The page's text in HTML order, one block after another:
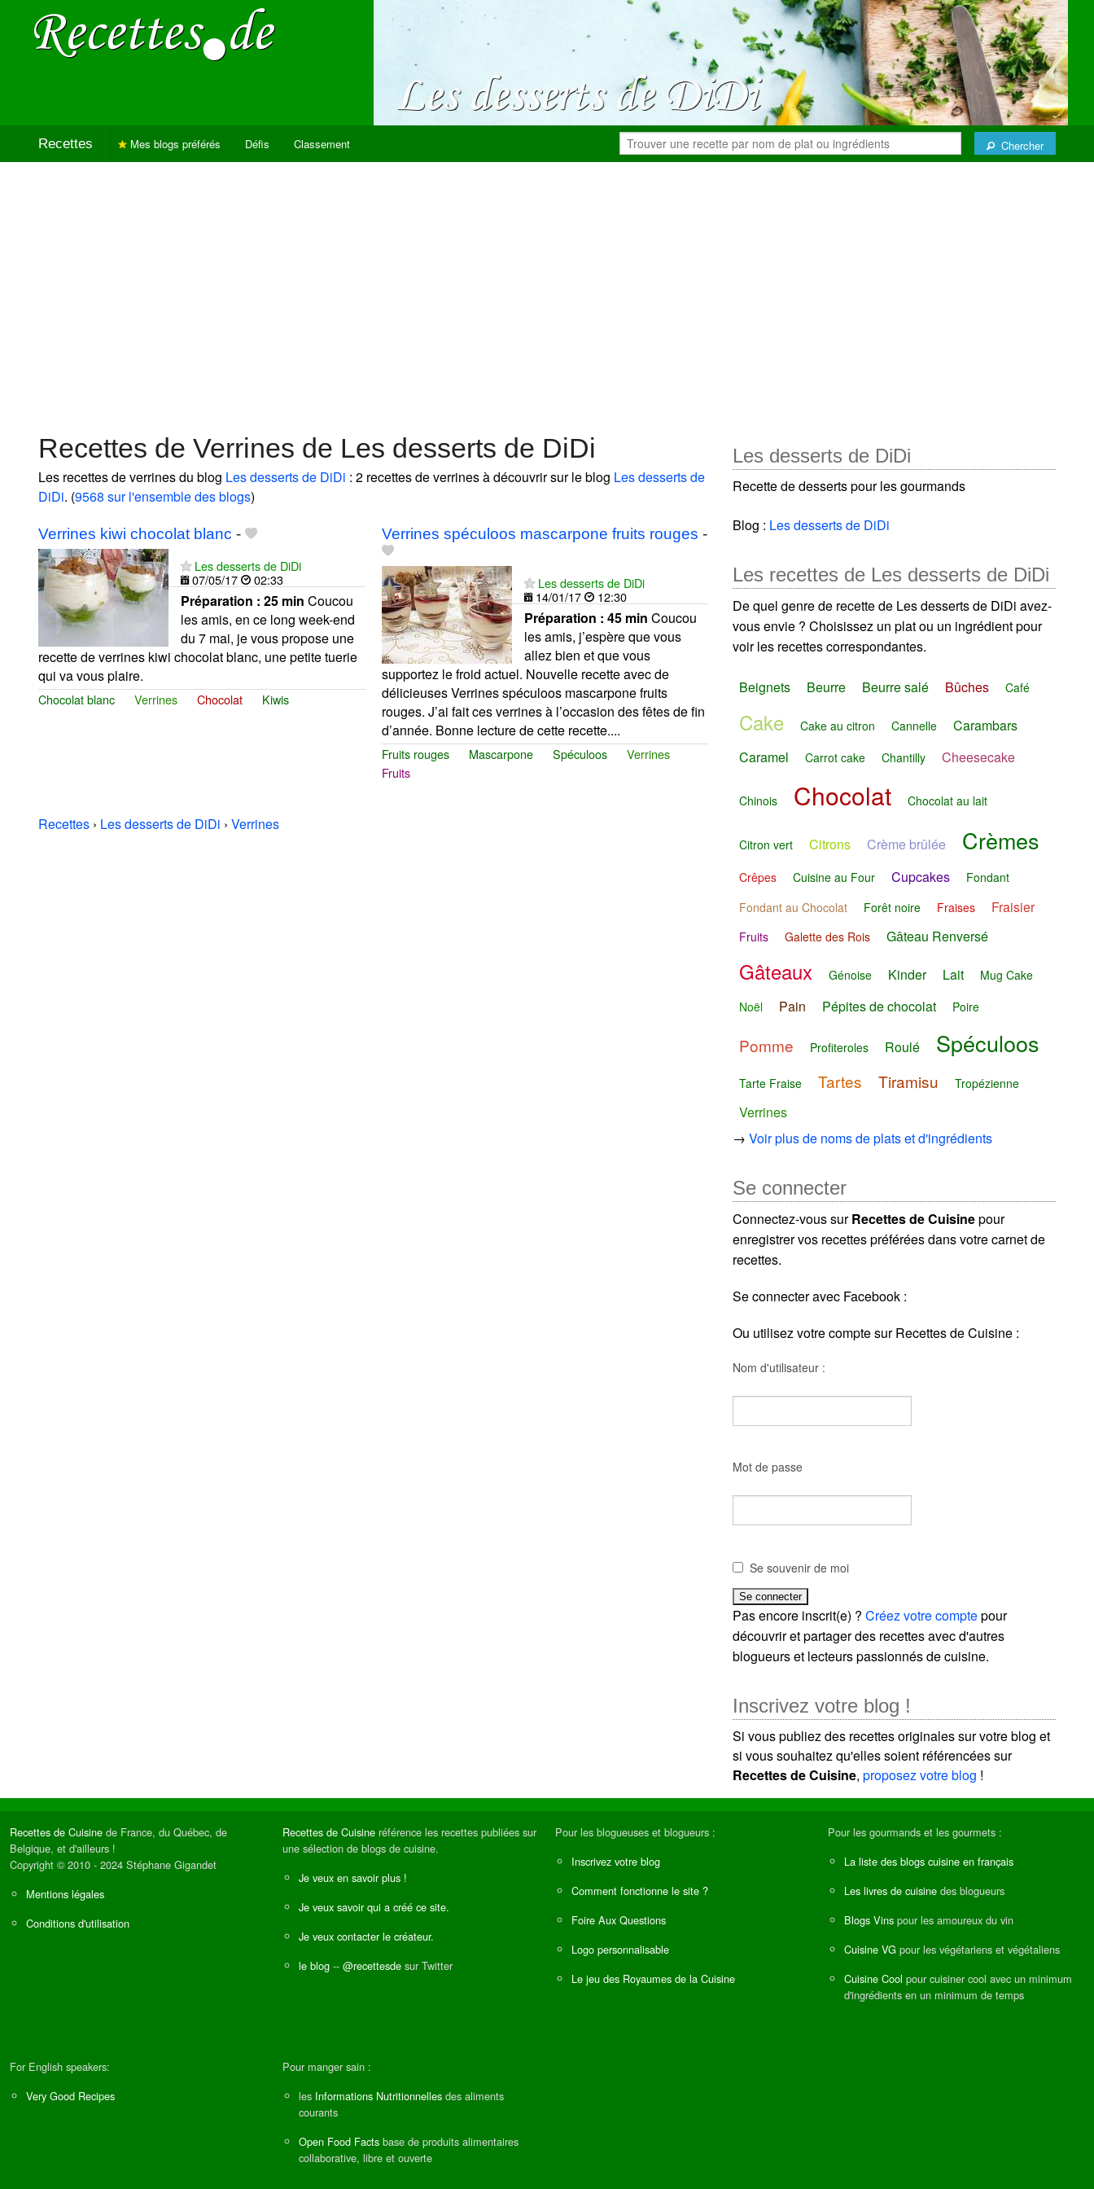
Recettes Chercher
Mes blogs préférés Défis Classement
Recettes de Verrines de Les desserts de DiDi
Les recettes de verrines du blog Les desserts de DiDi : 2 recettes de verrines à découvrir sur le blog Les desserts de
DiDi. (9568 sur l'ensemble des blogs)
Verrines kiwi chocolat blanc -
Les desserts de DiDi
07/05/17
02:33
Préparation : 25 min Coucou
les amis, en ce long week-end
du 7 mai, je vous propose une
recette de verrines kiwi chocolat blanc, une petite tuerie
qui va vous plaire.
Chocolat blanc Verrines Chocolat Kiwis
Verrines spéculoos mascarpone fruits rouges -
Les desserts de DiDi
14/01/17
12:30
Préparation : 45 min Coucou
les amis, j’espère que vous
allez bien et que vous
supportez le froid actuel. Nouvelle recette avec de
délicieuses Verrines spéculoos mascarpone fruits
rouges. J’ai fait ces verrines à l’occasion des fêtes de fin
d’année. Bonne lecture de cette recette....
Fruits rouges Mascarpone Spéculoos
Verrines
Fruits
Recettes › Les desserts de DiDi › Verrines
Les desserts de DiDi
Recette de desserts pour les gourmands
Blog : Les desserts de DiDi
Les recettes de Les desserts de DiDi
De quel genre de recette de Les desserts de DiDi avez-
vous envie ? Choisissez un plat ou un ingrédient pour
voir les recettes correspondantes.
Beignets Beurre Beurre salé Bûches Café
Cake Cake au citron Cannelle
Carambars
Caramel
Carrot cake Chantilly Cheesecake
Chinois Chocolat Chocolat au lait
Citron vert Citrons Crème brûlée Crèmes
Crêpes Cuisine au Four Cupcakes
Fondant
Fondant au Chocolat
Forêt noire Fraises Fraisier
Fruits Galette des Rois Gâteau Renversé
Gâteaux Génoise Kinder Lait
Mug Cake
Noël
Pain Pépites de chocolat Poire
Pomme Profiteroles Roulé Spéculoos
Tarte Fraise Tartes Tiramisu Tropézienne
Verrines
→Voir plus de noms de plats et d'ingrédients
Se connecter
Connectez-vous surRecettes de Cuisinepour
enregistrer vos recettes préférées dans votre carnet de
recettes.
Se connecter avec Facebook :
Ou utilisez votre compte sur Recettes de Cuisine :
Nom d'utilisateur :
Mot de passe
Se souvenir de moi
Pas encore inscrit(e) ?Créez votre comptepour
découvrir et partager des recettes avec d'autres
blogueurs et lecteurs passionnés de cuisine.
Inscrivez votre blog !
Si vous publiez des recettes originales sur votre blog et
si vous souhaitez qu'elles soient référencées sur
Recettes de Cuisine,proposez votre blog !
Recettes de Cuisine de France, du Québec, de
Belgique, et d'ailleurs !
Copyright © 2010 - 2024 Stéphane Gigandet
Mentions légales
Conditions d'utilisation
Recettes de Cuisine référence les recettes publiées sur
une sélection de blogs de cuisine.
Je veux en savoir plus !
Je veux savoir qui a créé ce site.
Je veux contacter le créateur.
le blog -- @recettesde sur Twitter
Pour les blogueuses et blogueurs :
Inscrivez votre blog
Comment fonctionne le site ?
Foire Aux Questions
Logo personnalisable
Le jeu des Royaumes de la Cuisine
Pour les gourmands et les gourmets :
La liste des blogs cuisine en français
Les livres de cuisine des blogueurs
Blogs Vins pour les amoureux du vin
Cuisine VG pour les végétariens et végétaliens
Cuisine Cool pour cuisiner cool avec un minimum
d'ingrédients en un minimum de temps
For English speakers:
Very Good Recipes
Pour manger sain :
les Informations Nutritionnelles des aliments
courants
Open Food Facts base de produits alimentaires
collaborative, libre et ouverte